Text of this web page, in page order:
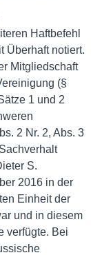
Haftbefehl
Überhaft notiert.
Mitgliedschaft
(§
1 und 2
2 Nr. 2, Abs. 3
S.
2016 in der
Einheit der
und in diesem
verfügte. Bei